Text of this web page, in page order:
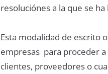
resoluciónes a la que se
Esta modalidad de escrito
empresas para proceder
clientes, proveedores o